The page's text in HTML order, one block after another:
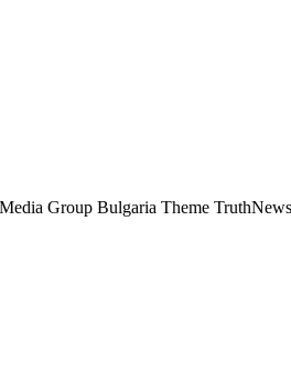
Group Bulgaria Theme